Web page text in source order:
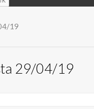
19
29/04/19